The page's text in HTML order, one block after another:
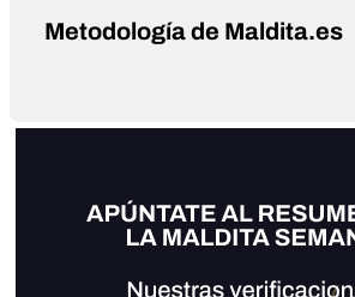
Metodología de Maldita.es